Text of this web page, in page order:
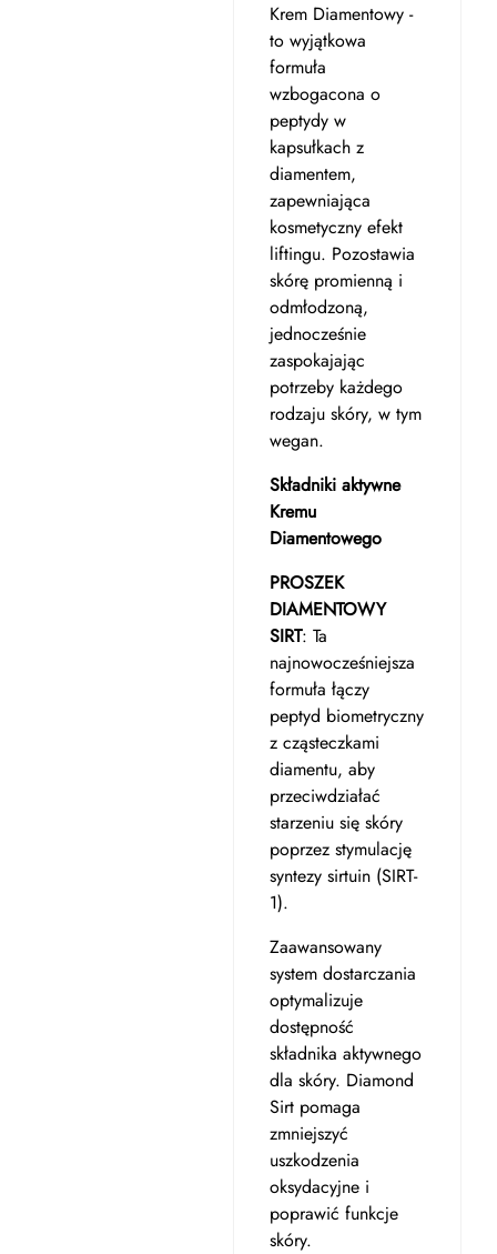
Krem Diamentowy -
to wyjątkowa
formuła
wzbogacona o
peptydy w
kapsułkach z
diamentem,
zapewniająca
kosmetyczny efekt
liftingu. Pozostawia
skórę promienną i
odmłodzoną,
jednocześnie
zaspokajając
potrzeby każdego
rodzaju skóry, w tym
wegan.
Składniki aktywne
Kremu
Diamentowego
PROSZEK
DIAMENTOWY
SIRT: Ta
najnowocześniejsza
formuła łączy
peptyd biometryczny
z cząsteczkami
diamentu, aby
przeciwdziałać
starzeniu się skóry
poprzez stymulację
syntezy sirtuin (SIRT-
1).
Zaawansowany
system dostarczania
optymalizuje
dostępność
składnika aktywnego
dla skóry. Diamond
Sirt pomaga
zmniejszyć
uszkodzenia
oksydacyjne i
poprawić funkcje
skóry.